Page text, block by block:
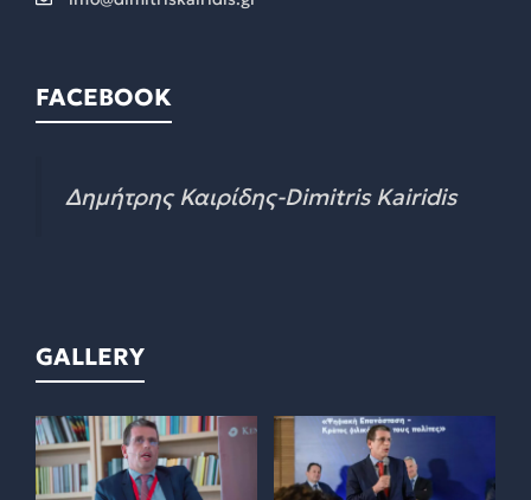
FACEBOOK
Δημήτρης Καιρίδης-Dimitris Kairidis
GALLERY